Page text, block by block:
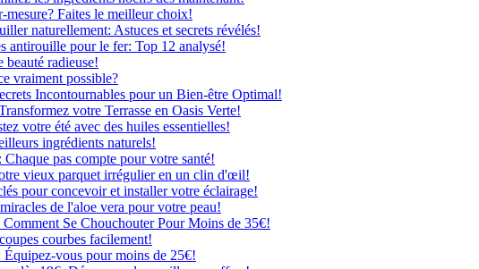
mesure? Faites le meilleur choix!
naturellement: Astuces et secrets révélés!
antirouille pour le fer: Top 12 analysé!
radieuse!
vraiment possible?
Incontournables pour un Bien-être Optimal!
votre Terrasse en Oasis Verte!
votre été avec des huiles essentielles!
ingrédients naturels!
pas compte pour votre santé!
vieux parquet irrégulier en un clin d'œil!
pour concevoir et installer votre éclairage!
de l'aloe vera pour votre peau!
Se Chouchouter Pour Moins de 35€!
courbes facilement!
vous pour moins de 25€!